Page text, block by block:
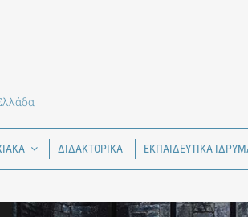
ΔΙΔΑΚΤΟΡΙΚΑ ΕΚΠΑΙΔΕΥΤΙΚΑ